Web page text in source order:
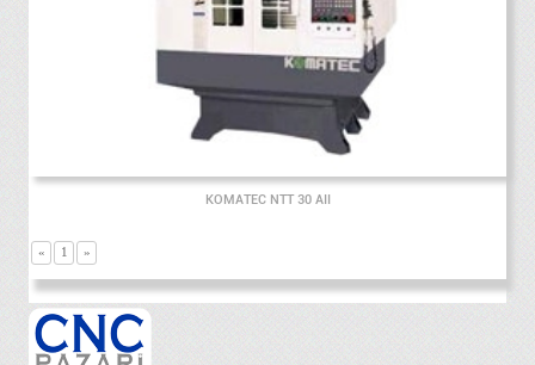
KOMATEC NTT 30 AII
« 1 »